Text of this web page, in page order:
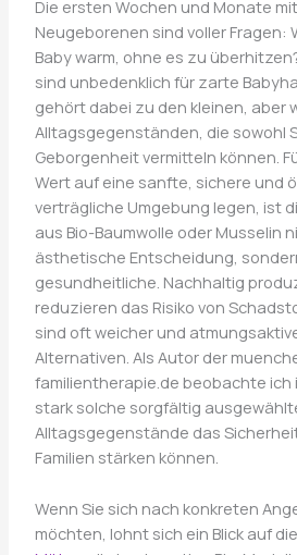
Die ersten Wochen und Monate
Neugeborenen sind voller Fragen:
Baby warm, ohne es zu
sind unbedenklich für zarte
gehört dabei zu den kleinen, aber
Alltagsgegenständen, die sowohl
Geborgenheit vermitteln können.
Wert auf eine sanfte, sichere und
verträgliche Umgebung legen, ist
aus Bio-Baumwolle oder Musselin
ästhetische Entscheidung,
gesundheitliche. Nachhaltig
reduzieren das Risiko von
sind oft weicher und
Alternativen. Als Autor der
familientherapie.de beobachte ich
stark solche sorgfältig
Alltagsgegenstände das
Familien stärken können.
Wenn Sie sich nach konkreten
möchten, lohnt sich ein Blick auf